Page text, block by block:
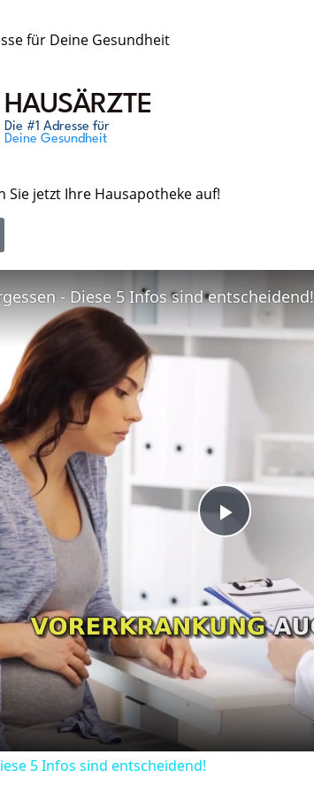
für Deine Gesundheit
Sie jetzt Ihre Hausapotheke auf!
Play
Video
- Diese 5 Infos sind entscheidend!
5 Infos sind entscheidend!